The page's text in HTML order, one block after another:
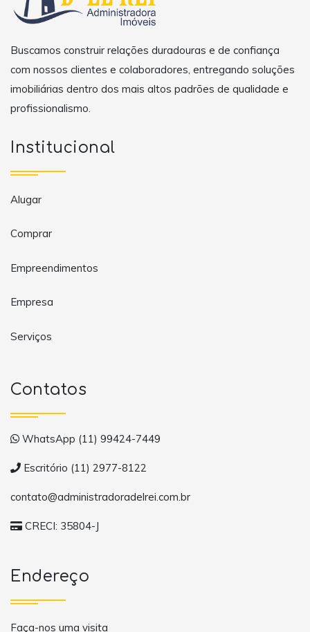
Buscamos construir relações duradouras e de confiança
com nossos clientes e colaboradores, entregando soluções
imobiliárias dentro dos mais altos padrões de qualidade e
profissionalismo.
Institucional
Alugar
Comprar
Empreendimentos
Empresa
Serviços
Contatos
WhatsApp (11) 99424-7449
Escritório (11) 2977-8122
contato@administradoradelrei.com.br
CRECI: 35804-J
Endereço
Faça-nos uma visita